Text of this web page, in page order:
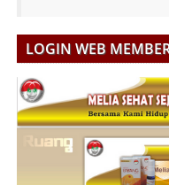
LOGIN WEB